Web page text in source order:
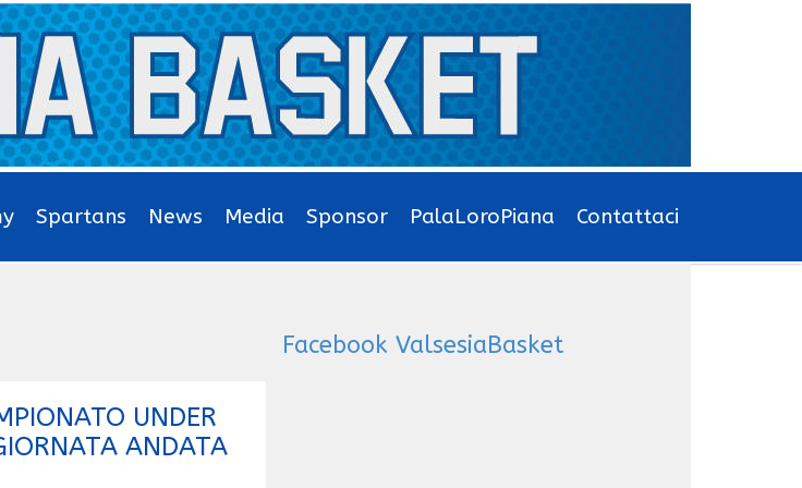
Spartans News Media Sponsor PalaLoroPiana Contattaci
UNDER
ANDATA
Facebook ValsesiaBasket